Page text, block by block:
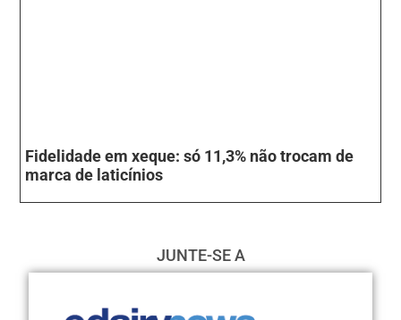
Fidelidade em xeque: só 11,3% não trocam de
marca de laticínios
JUNTE-SE A